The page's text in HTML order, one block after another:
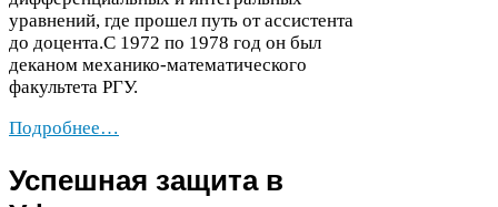
уравнений, где прошел путь от ассистента
до доцента.С 1972 по 1978 год он был
деканом механико-​математического
факультета РГУ.
Подробнее…
Успешная защита в